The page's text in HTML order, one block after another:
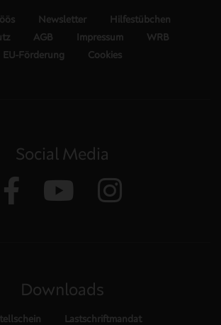
Newsletter
Hilfestübchen
AGB Impressum
WRB
EU-Förderung
Cookies
Social Media
Downloads
Lastschriftmandat